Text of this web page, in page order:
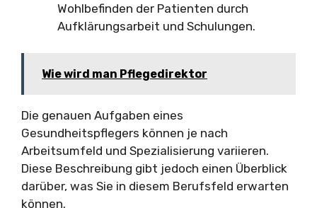
Wohlbefinden der Patienten durch
Aufklärungsarbeit und Schulungen.
Wie wird man Pflegedirektor
Die genauen Aufgaben eines
Gesundheitspflegers können je nach
Arbeitsumfeld und Spezialisierung variieren.
Diese Beschreibung gibt jedoch einen Überblick
darüber, was Sie in diesem Berufsfeld erwarten
können.